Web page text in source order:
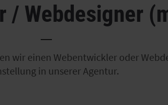
/ Webdesigner
wir einen Webentwickler oder
in unserer Agentur.